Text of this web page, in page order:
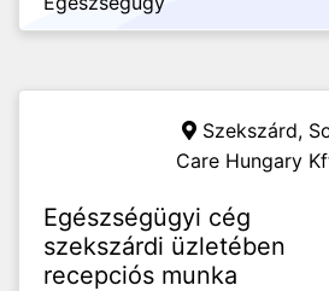
Szekszárd,
Care Hungary
Egészségügyi cég
szekszárdi üzletében
recepciós munka